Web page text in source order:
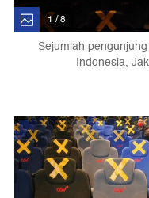
1 / 8
Sejumlah
Indonesia,